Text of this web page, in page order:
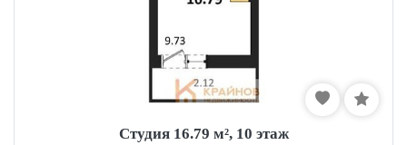
Студия 16.79 м², 10 этаж